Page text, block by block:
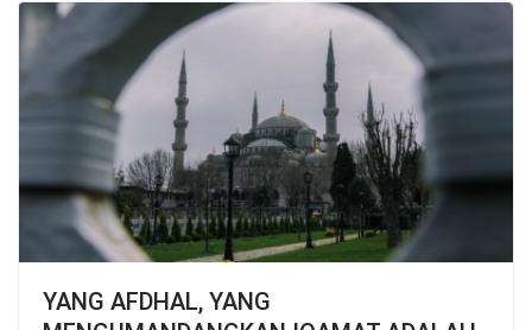
YANG AFDHAL, YANG